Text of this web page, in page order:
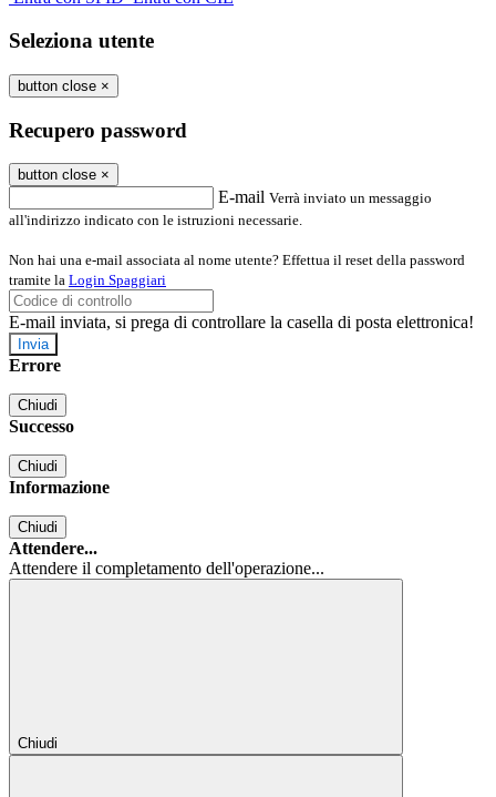
Seleziona utente
button close ×
Recupero password
button close ×
E-mail Verrà inviato un messaggio
all'indirizzo indicato con le istruzioni necessarie.
Non hai una e-mail associata al nome utente? Effettua il reset della password
tramite la Login Spaggiari
E-mail inviata, si prega di controllare la casella di posta elettronica!
Errore
Chiudi
Successo
Chiudi
Informazione
Chiudi
Attendere...
Attendere il completamento dell'operazione...
Chiudi